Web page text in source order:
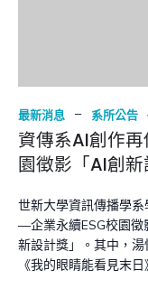
最新消息 – 系所公告
資傳系AI創作
園徵影「AI創新
世新大學資訊傳播學
—企業永續ESG校園徵
新設計獎」。其中，
《我的眼睛能看見末